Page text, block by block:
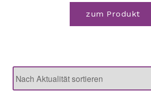
zum Produkt